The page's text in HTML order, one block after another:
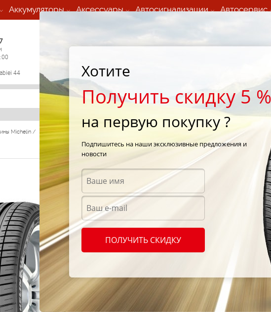
Аккумуляторы Аксессуары Автосигнализации Автосервис
44
Мобильный шиномонтаж 24/7
Michelin / Pilot Sport 3 Michelin Pilot Sport 3 (PS3) 205/50 R17 89Y
205/
Хотите
Получить скидку 5 %
на первую покупку ?
Подпишитесь на наши эксклюзивные предложения и
новости
ПОЛУЧИТЬ СКИДКУ